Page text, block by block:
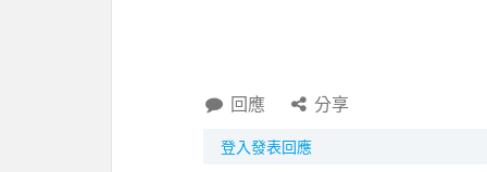
回應 分享
登入發表回應